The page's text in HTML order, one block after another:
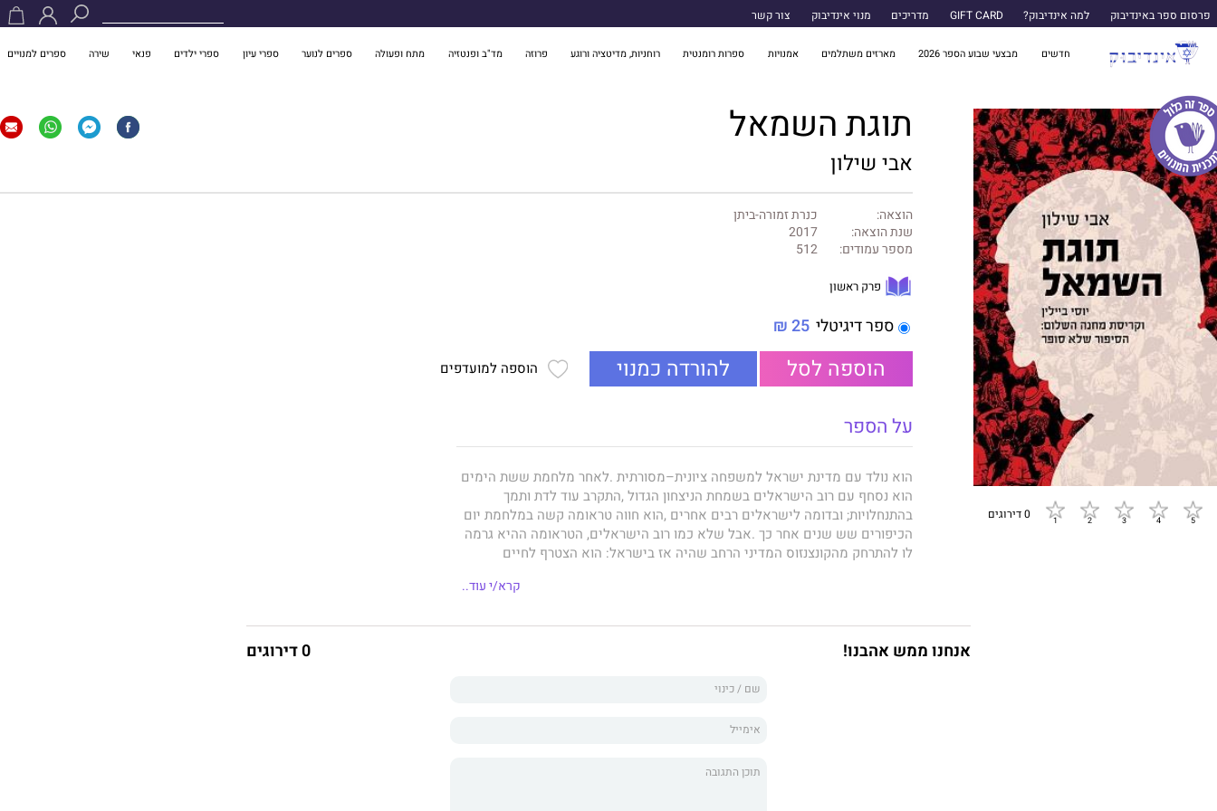
פרסום ספר באינדיבוק למה אינדיבוק? GIFT CARD מדריכים מנוי אינדיבוק צור קשר
חדשים מבצעי שבוע הספר 2026 מארזים משתלמים אמנויות ספרות רומנטית רוחניות, מדיטציה ורוגע פרוזה מד"ב ופנטזיה מתח ופעולה ספרים לנוער ספרי עיון ספרי ילדים פנאי שירה ספרים למנויים
0 דירוגים
תוגת השמאל
אבי שילון
הוצאה:
כנרת זמורה-ביתן
שנת הוצאה:
2017
מספר עמודים:
512
פרק ראשון
ספר דיגיטלי 25 ₪
הוספה לסל להורדה כמנוי הוספה למועדפים
על הספר
בספרו‭ ‬תוגת‭ ‬השמאל
‭ ‬עוקב‭ ‬ההיסטוריון‭ ‬אבי‭ ‬שילון‭ ‬אחר‭ ‬חייו‭ ‬ופעילותו‭ ‬של‭ ‬יוסי‭ ‬ביילין,
קרא/י עוד..
אנחנו ממש אהבנו! 0 דירוגים